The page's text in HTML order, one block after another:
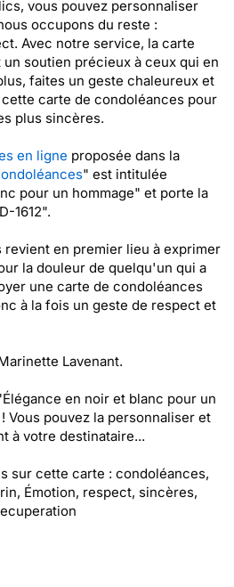
vous pouvez personnaliser
occupons du reste :
Avec notre service, la carte
soutien précieux à ceux qui en
faites un geste chaleureux et
carte de condoléances pour
plus sincères.
en ligne proposée dans la
" est intitulée
pour un hommage" et porte la
1612".
en premier lieu à exprimer
la douleur de quelqu'un qui a
une carte de condoléances
à la fois un geste de respect et
Lavenant.
en noir et blanc pour un
Vous pouvez la personnaliser et
à votre destinataire...
sur cette carte : condoléances,
Émotion, respect, sincères,